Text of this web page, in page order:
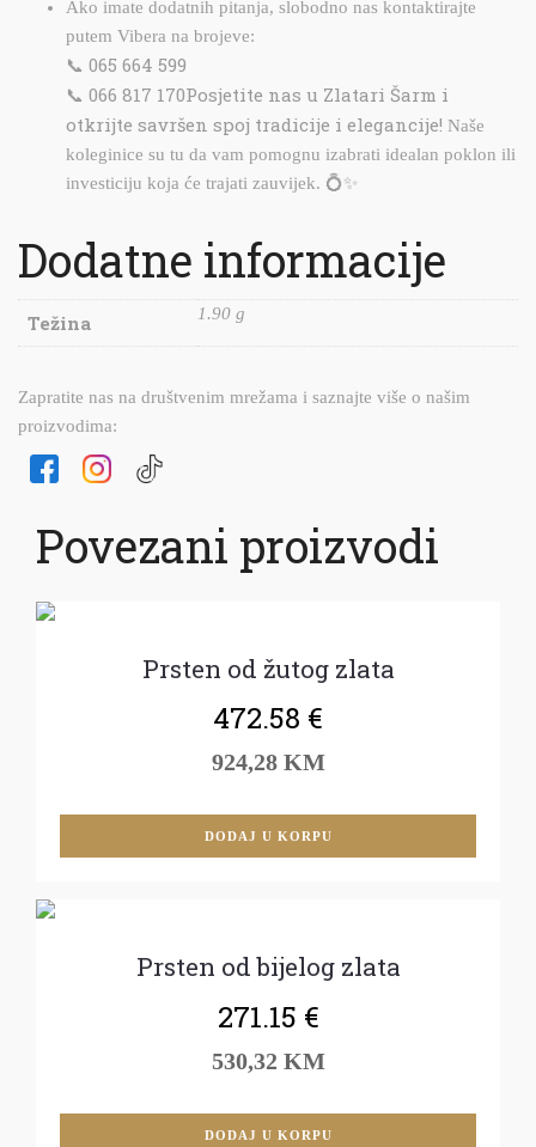
Ako imate dodatnih pitanja, slobodno nas kontaktirajte
putem Vibera na brojeve:
📞 065 664 599
📞 066 817 170Posjetite nas u Zlatari Šarm i
otkrijte savršen spoj tradicije i elegancije! Naše
koleginice su tu da vam pomognu izabrati idealan poklon ili
investiciju koja će trajati zauvijek. 💍✨
Dodatne informacije
Težina 1.90 g
Zapratite nas na društvenim mrežama i saznajte više o našim
proizvodima:
Povezani proizvodi
Prsten od žutog zlata
472.58 €
924,28 KM
DODAJ U KORPU
Prsten od bijelog zlata
271.15 €
530,32 KM
DODAJ U KORPU